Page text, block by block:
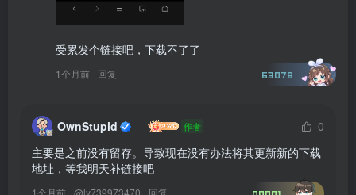
受累发个链接吧，下载不了了
1个月前 回复 63078
OwnStupid 作者
0
主要是之前没有留存。导致现在没有办法将其更新新的下载
地址，等我明天补链接吧